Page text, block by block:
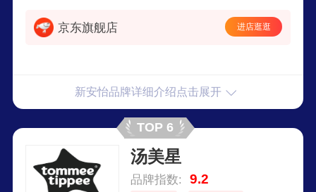
京东旗舰店 进店逛逛
新安怡品牌详细介绍点击展开
TOP 6
汤美星
品牌指数: 9.2